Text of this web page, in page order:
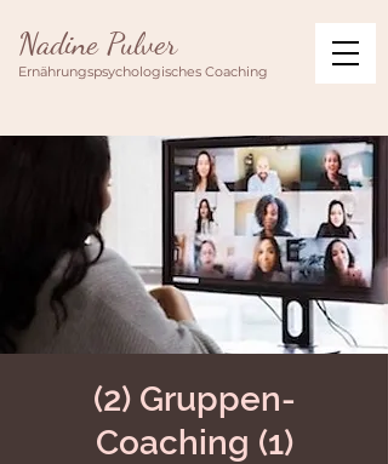
Nadine Pulver
Ernährungspsychologisches Coaching
(2) Gruppen-
Coaching (1)